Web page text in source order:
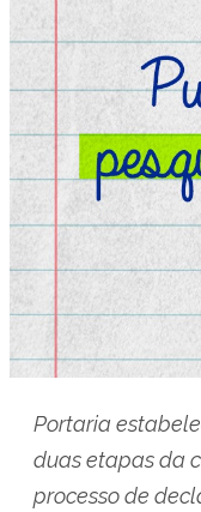
Portaria
duas etapas da
processo de